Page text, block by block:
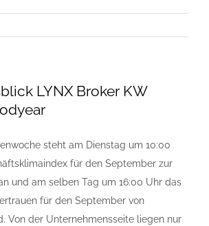
LYNX Broker KW
steht am Dienstag um 10:00
für den September zur
und am selben Tag um 16:00 Uhr das
für den September von
Von der Unternehmensseite liegen nur